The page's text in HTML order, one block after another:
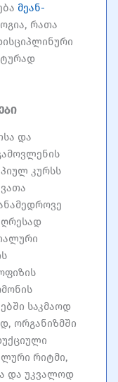
მეან-
რათა
და
კურსს
საკმაოდ
ორგანიზმში
რიტმი,
და უკვალოდ